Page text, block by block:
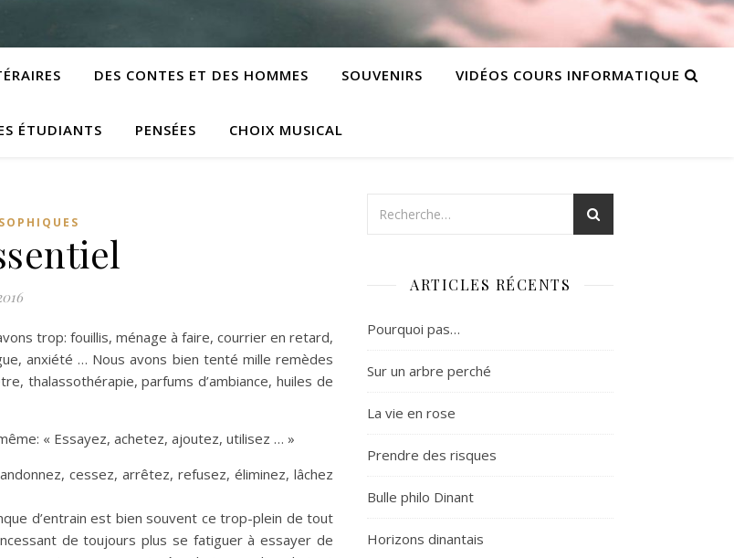
DES CONTES ET DES HOMMES SOUVENIRS VIDÉOS COURS INFORMATIQUE
ÉTUDIANTS PENSÉES CHOIX MUSICAL
trop: fouillis, ménage à faire, courrier en retard,
anxiété … Nous avons bien tenté mille remèdes
thalassothérapie, parfums d’ambiance, huiles de
« Essayez, achetez, ajoutez, utilisez … »
cessez, arrêtez, refusez, éliminez, lâchez
d’entrain est bien souvent ce trop-plein de tout
de toujours plus se fatiguer à essayer de
ARTICLES RÉCENTS
Pourquoi pas…
Sur un arbre perché
La vie en rose
Prendre des risques
Bulle philo Dinant
Horizons dinantais